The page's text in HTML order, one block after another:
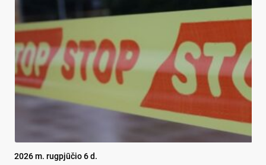
2026 m. rugpjūčio 6 d.